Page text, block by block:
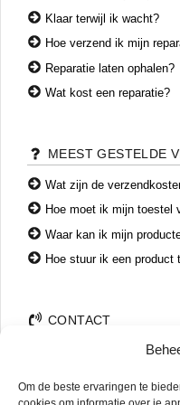
Om de beste ervaringen te
Klaar terwijl ik wacht?
Hoe verzend ik mijn
Reparatie laten ophalen?
Wat kost een reparatie?
MEEST GESTELDE
Wat zijn de
Hoe moet ik mijn toestel
Waar kan ik mijn
Hoe stuur ik een product
CONTACT
Wemenstraat 26